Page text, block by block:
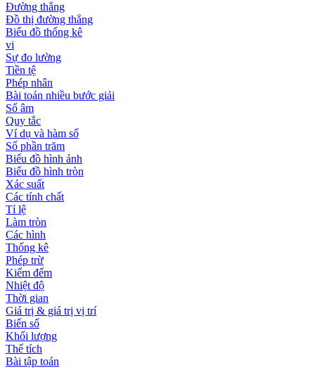
Đường thẳng
Đồ thị đường thẳng
Biểu đồ thống kê
vi
Sự đo lường
Tiền tệ
Phép nhân
Bài toán nhiều bước giải
Số âm
Quy tắc
Ví dụ và hàm số
Số phần trăm
Biểu đồ hình ảnh
Biểu đồ hình tròn
Xác suất
Các tính chất
Tỉ lệ
Làm tròn
Các hình
Thống kê
Phép trừ
Kiểm đếm
Nhiệt độ
Thời gian
Giá trị & giá trị vị trí
Biến số
Khối lượng
Thể tích
Bài tập toán